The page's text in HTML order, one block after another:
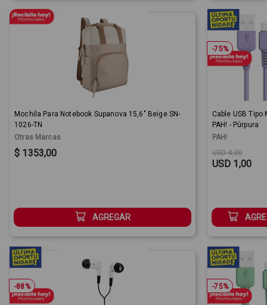
Mochila Para Notebook Supanova 15,6" Beige SN-
1026-TN
Otras Marcas
Sale Price:
$ 1353,00
AGREGAR
Cable USB Tipo
PAH! - Púrpura
PAH!
Original
USD 4,00
Sale Price:
USD 1,00
-75%
-88% -75%